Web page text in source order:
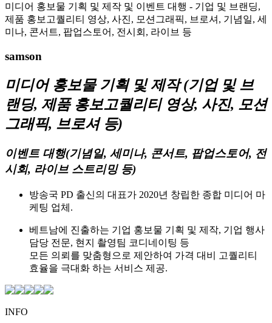
미디어 홍보물 기획 및 제작 및 이벤트 대행 - 기업 및 브랜딩,
제품 홍보고퀄리티 영상, 사진, 모션그래픽, 브로셔, 기념일, 세
미나, 콘서트, 팝업스토어, 전시회, 라이브 등
samson
미디어 홍보물 기획 및 제작 (기업 및 브
랜딩, 제품 홍보고퀄리티 영상, 사진, 모션
그래픽, 브로셔 등)
이벤트 대행(기념일, 세미나, 콘서트, 팝업스토어, 전
시회, 라이브 스트리밍 등)
방송국 PD 출신의 대표가 2020년 창립한 종합 미디어 마
케팅 업체.
베트남에 진출하는 기업 홍보물 기획 및 제작, 기업 행사
담당 전문, 현지 촬영팀 코디네이팅 등
모든 의뢰를 맞춤형으로 제안하여 가격 대비 고퀄리티
효율을 극대화 하는 서비스 제공.
INFO